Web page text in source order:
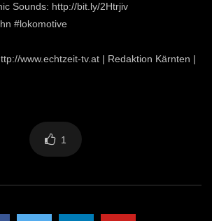
Sounds: http://bit.ly/2Htrjiv
#lokomotive
www.echtzeit-tv.at | Redaktion Kärnten |
1